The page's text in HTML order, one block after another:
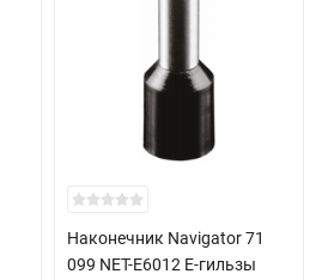
Наконечник Navigator 71
099 NET-E6012 Е-гильзы